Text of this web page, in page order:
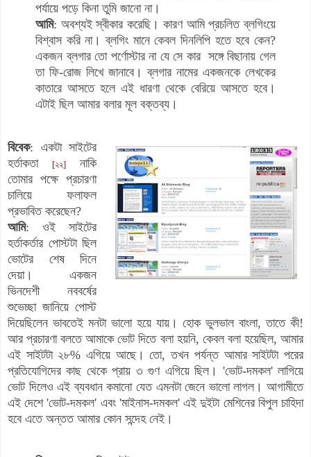
পর্যায়ে পড়ে কিনা তুমি জানো না।
আমি: অবশ্যই স্বীকার করেছি। কারণ আমি প্রচলিত ব্লগিংয়ে
বিশ্বাস করি না। ব্লগিং মানে কেবল দিনলিপি হতে হবে কেন?
একজন ব্লগার তো পর্ণোস্টার না যে সে কার সঙ্গে বিছানায় গেল
তা ফি-রোজ লিখে জানাবে। ব্লগার নামের একজনকে লেখকের
কাতারে আসতে হলে এই ধারণা থেকে বেরিয়ে আসতে হবে।
এটাই ছিল আমার বলার মূল বক্তব্য।
বিবেক: একটা সাইটের
হর্তাকতা
[২২]
নাকি
তোমার পক্ষে প্রচারণা
চালিয়ে ফলাফল
প্রভাবিত করেছেন?
আমি: ওই সাইটের
হর্তাকর্তার পোস্টটা ছিল
ভোটের শেষ দিনে
দেয়া। একজন
ভিনদেশী নববর্ষের
শুভেচ্ছা জানিয়ে পোস্ট
দিয়েছিলেন ভাবতেই মনটা ভালো হয়ে যায়। হোক ভুলভাল বাংলা, তাতে কী!
আর প্রচারণা বলতে আমাকে ভোট দিতে বলা হয়নি, কেবল বলা হয়েছিল, আমার
এই সাইটটা ২৮% এগিয়ে আছে। তো, তখন পর্যন্ত আমার সাইটটা পরের
প্রতিযোগিদের কাছ থেকে প্রায় ৩ গুণ এগিয়ে ছিল। 'ভোট-দমকল' লাগিয়ে
ভোট দিলেও এই ব্যবধান কমানো যেত এমনটা জেনে ভালো লাগল। আগামীতে
এই দেশে 'ভোট-দমকল' এবং 'মাইনাস-দমকল' এই দুইটা মেশিনের বিপুল চাহিদা
হবে এতে অন্তত আমার কোন সন্দেহ নেই।